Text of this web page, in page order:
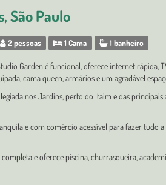
São Paulo
2 pessoas 1 Cama 1 banheiro
Garden é funcional, oferece internet rápida,
cama queen, armários e um agradável
nos Jardins, perto do Itaim e das principais
e com comércio acessível para fazer tudo a
e oferece piscina, churrasqueira,